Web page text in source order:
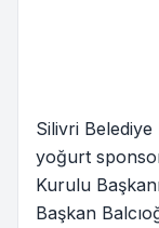
Silivri Belediye
yoğurt
Kurulu
Başkan